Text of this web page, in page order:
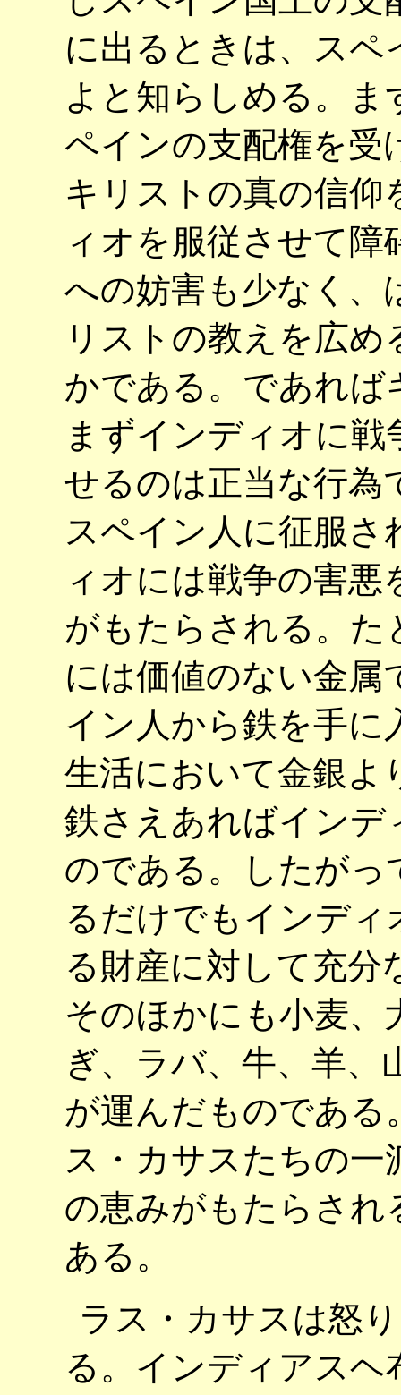
に出るときは、スペ
よと知らしめる。
ペインの支配権を受
キリストの真の信
ィオを服従させて
への妨害も少なく、
リストの教えを広
かである。であれば
まずインディオに
せるのは正当な行為
スペイン人に征服
ィオには戦争の害
がもたらされる。た
には価値のない金
イン人から鉄を手に
生活において金銀よ
鉄さえあればインデ
のである。したがっ
るだけでもインデ
る財産に対して充分
そのほかにも小麦、
ぎ、ラバ、牛、羊、
が運んだものである
ス・カサスたちの
の恵みがもたらされ
ある。
ラス・カサスは怒
る。インディアスヘ